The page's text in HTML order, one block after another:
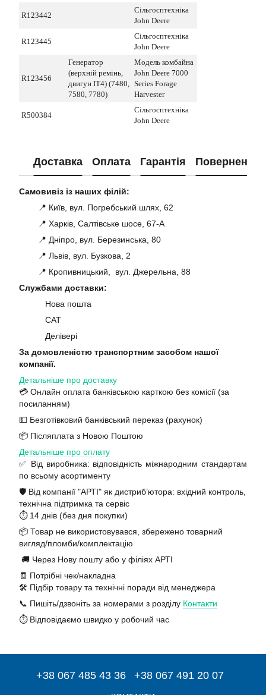
R123442
Сільгосптехніка
John Deere
R123445
Сільгосптехніка
John Deere
R123456
Генератор
(верхній ремінь,
двигун IT4) (7480,
7580, 7780)
Модель комбайна
John Deere 7000
Series Forage
Harvester
R500384
Сільгосптехніка
John Deere
Доставка Оплата Гарантія Повернення
Самовивіз із наших філій:
📍 Київ, вул. Погребський шлях, 62
📍 Харків, Салтівське шосе, 67-А
📍 Дніпро, вул. Березинська, 80
📍 Львів, вул. Бузкова, 2
📍 Кропивницький, вул. Джерельна, 88
Службами доставки:
Нова пошта
САТ
Делівері
За домовленістю транспортним засобом нашої
компанії.
Детальніше про доставку
💳 Онлайн оплата банківською карткою без комісії (за
посиланням)
💵 Безготівковий банківський переказ (рахунок)
📦 Післяплата з Новою Поштою
Детальніше про оплату
✅ Від виробника: відповідність міжнародним стандартам
по всьому асортименту
🛡️ Від компанії "АРТІ" як дистриб’ютора: вхідний контроль,
технічна підтримка та сервіс
⏱️ 14 днів (без дня покупки)
📦 Товар не використовувався, збережено товарний
вигляд/пломби/комплектацію
🚚 Через Нову пошту або у філіях АРТІ
🧾 Потрібні чек/накладна
🛠️ Підбір товару та технічні поради від менеджера
📞 Пишіть/дзвоніть за номерами з розділу Контакти
⏱️ Відповідаємо швидко у робочий час
+38 067 485 43 36 +38 067 491 20 07